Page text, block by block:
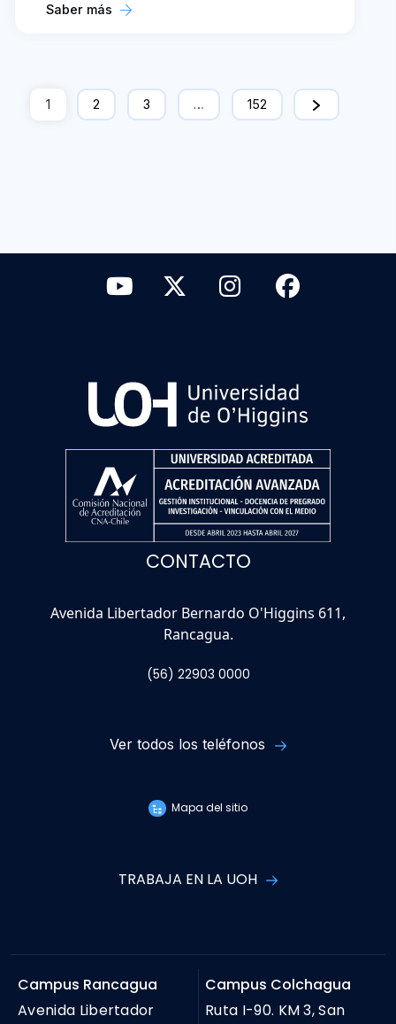
Saber más
1 2 3 … 152
CONTACTO
Avenida Libertador Bernardo O'Higgins 611,
Rancagua.
(56) 22903 0000
Ver todos los teléfonos
Mapa del sitio
TRABAJA EN LA UOH
Campus Rancagua
Avenida Libertador
Campus Colchagua
Ruta I-90. KM 3, San